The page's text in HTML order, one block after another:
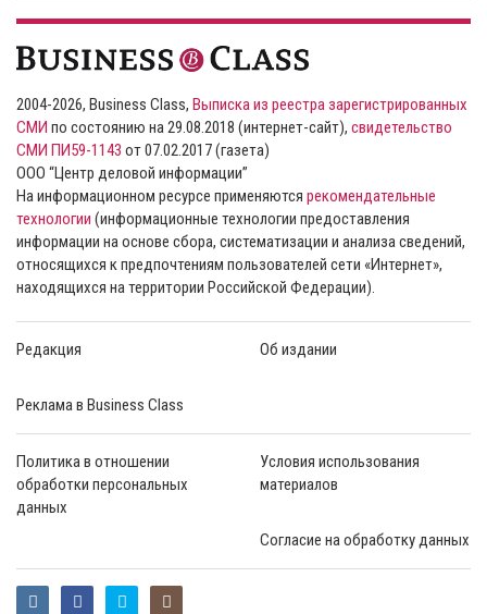
2004-2026, Business Class, Выписка из реестра зарегистрированных
СМИ по состоянию на 29.08.2018 (интернет-сайт), свидетельство
СМИ ПИ59-1143 от 07.02.2017 (газета)
ООО “Центр деловой информации”
На информационном ресурсе применяются рекомендательные
технологии (информационные технологии предоставления
информации на основе сбора, систематизации и анализа сведений,
относящихся к предпочтениям пользователей сети «Интернет»,
находящихся на территории Российской Федерации).
Редакция Об издании
Реклама в Business Class
Политика в отношении
обработки персональных
данных
Условия использования
материалов
Согласие на обработку данных